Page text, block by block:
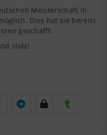
Meisterschaft in
Dies hat sie bereits
geschafft.
stolz!